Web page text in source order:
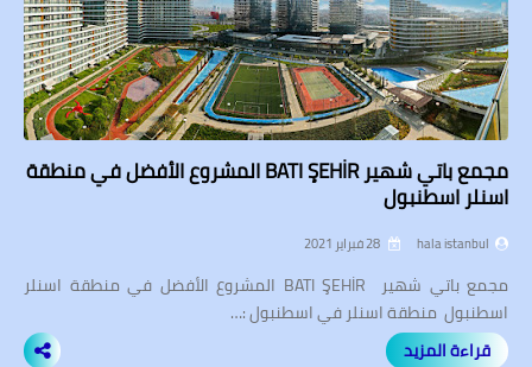
مجمع باتي شهير BATI ŞEHİR المشروع الأفضل في منطقة
اسنلر اسطنبول
hala istanbul
مجمع باتي شهير BATI ŞEHİR المشروع الأفضل في منطقة اسنلر
اسطنبول منطقة اسنلر في اسطنبول :…
قراءة المزيد